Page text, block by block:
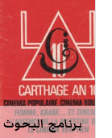
برنامج